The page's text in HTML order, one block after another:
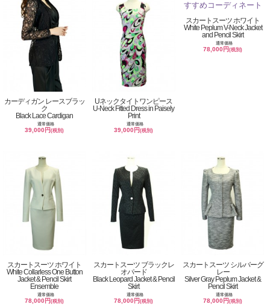
カーディガン レースブラッ
ク
Black Lace Cardigan
通常価格
39,000円(税別)
Uネックタイトワンピース
U-Neck Fitted Dress in Paisely
Print
通常価格
39,000円(税別)
スカートスーツ ホワイト
White Peplum V-Neck Jacket
and Pencil Skirt
通常価格
78,000円(税別)
スカートスーツ ホワイト
White Collarless One Button
Jacket & Pencil Skirt
Ensemble
通常価格
78,000円(税別)
スカートスーツ ブラックレ
オパード
Black Leopard Jacket & Pencil
Skirt
通常価格
78,000円(税別)
スカートスーツ シルバーグ
レー
Silver Gray Peplum Jacket &
Pencil Skirt
通常価格
78,000円(税別)